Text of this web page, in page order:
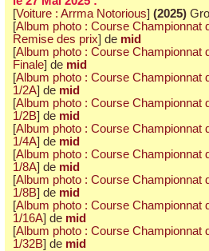
[Voiture : Arrma Notorious] (2025)
[Album photo : Course Championnat
Remise des prix] de mid
[Album photo : Course Championnat
Finale] de mid
[Album photo : Course Championnat
1/2A] de mid
[Album photo : Course Championnat
1/2B] de mid
[Album photo : Course Championnat
1/4A] de mid
[Album photo : Course Championnat
1/8A] de mid
[Album photo : Course Championnat
1/8B] de mid
[Album photo : Course Championnat
1/16A] de mid
[Album photo : Course Championnat
1/32B] de mid